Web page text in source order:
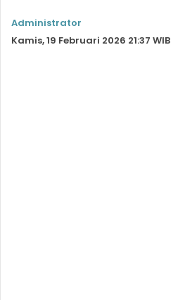
Administrator
Kamis, 19 Februari 2026 21:37 WIB